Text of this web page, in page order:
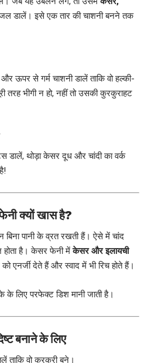
डालें। इसे एक तार की चाशनी बनने तक
ऊपर से गर्म चाशनी डालें ताकि वो हल्की-
तरह भीगी न हो, नहीं तो उसकी कुरकुराहट
थोड़ा केसर दूध और चांदी का वर्क
क्यों खास है?
बिना पानी के व्रत रखती हैं। ऐसे में चांद
होता है। केसर फेनी मेंकेसर और इलायची
एनर्जी देते हैं और स्वाद में भी रिच होते हैं।
के लिए परफेक्ट डिश मानी जाती है।
बनाने के लिए
ताकि वो कुरकुरी बने।